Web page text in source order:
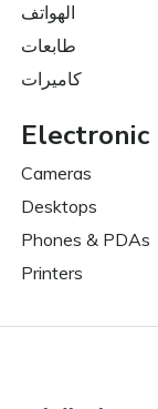
الهواتف
طابعات
كاميرات
Electronic
Cameras
Desktops
Phones & PDAs
Printers